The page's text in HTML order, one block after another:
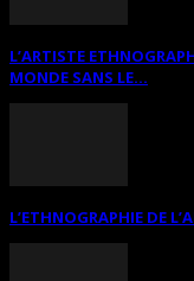
L’ARTISTE
MONDE SANS LE...
L’ETHNOGRAPHIE DE